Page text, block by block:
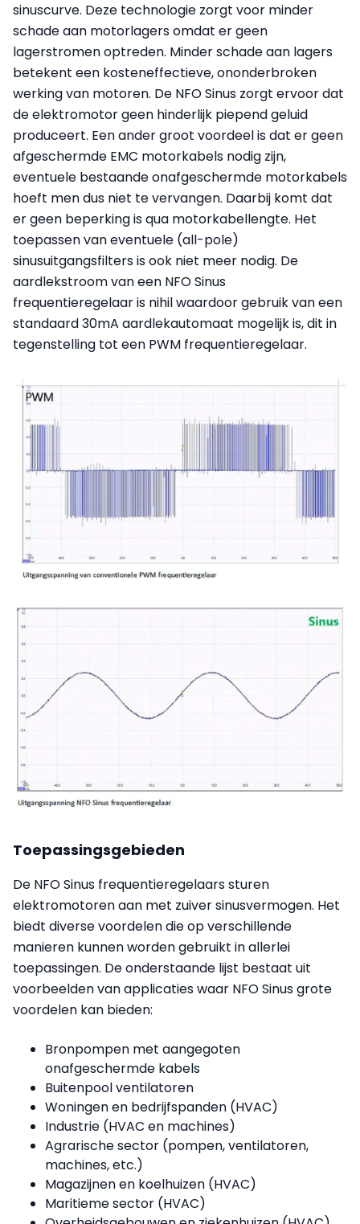
sinuscurve. Deze technologie zorgt voor minder
schade aan motorlagers omdat er geen
lagerstromen optreden. Minder schade aan lagers
betekent een kosteneffectieve, ononderbroken
werking van motoren. De NFO Sinus zorgt ervoor dat
de elektromotor geen hinderlijk piepend geluid
produceert. Een ander groot voordeel is dat er geen
afgeschermde EMC motorkabels nodig zijn,
eventuele bestaande onafgeschermde motorkabels
hoeft men dus niet te vervangen. Daarbij komt dat
er geen beperking is qua motorkabellengte. Het
toepassen van eventuele (all-pole)
sinusuitgangsfilters is ook niet meer nodig. De
aardlekstroom van een NFO Sinus
frequentieregelaar is nihil waardoor gebruik van een
standaard 30mA aardlekautomaat mogelijk is, dit in
tegenstelling tot een PWM frequentieregelaar.
Toepassingsgebieden
De NFO Sinus frequentieregelaars sturen
elektromotoren aan met zuiver sinusvermogen. Het
biedt diverse voordelen die op verschillende
manieren kunnen worden gebruikt in allerlei
toepassingen. De onderstaande lijst bestaat uit
voorbeelden van applicaties waar NFO Sinus grote
voordelen kan bieden:
Bronpompen met aangegoten
onafgeschermde kabels
Buitenpool ventilatoren
Woningen en bedrijfspanden (HVAC)
Industrie (HVAC en machines)
Agrarische sector (pompen, ventilatoren,
machines, etc.)
Magazijnen en koelhuizen (HVAC)
Maritieme sector (HVAC)